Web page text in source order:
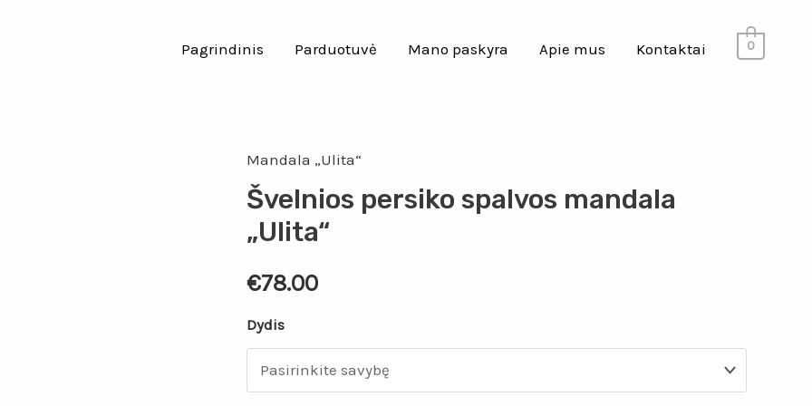
Pagrindinis Parduotuvė Mano paskyra Apie mus Kontaktai 0
Mandala „Ulita“
Švelnios persiko spalvos mandala
„Ulita“
€78.00
Dydis